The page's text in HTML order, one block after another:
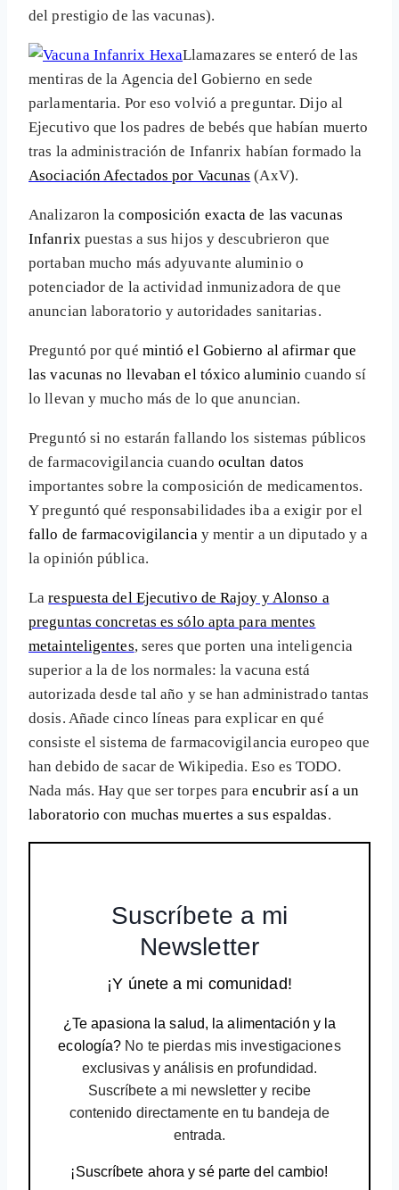
del prestigio de las vacunas).
Llamazares se enteró de las
mentiras de la Agencia del Gobierno en sede
parlamentaria. Por eso volvió a preguntar. Dijo al
Ejecutivo que los padres de bebés que habían muerto
tras la administración de Infanrix habían formado la
Asociación Afectados por Vacunas (AxV).
Analizaron lacomposición exacta de las vacunas
Infanrix puestas a sus hijos y descubrieron que
portaban mucho más adyuvante aluminio o
potenciador de la actividad inmunizadora de que
anuncian laboratorio y autoridades sanitarias.
Preguntó por qué mintió el Gobierno al afirmar que
las vacunas no llevaban el tóxico aluminio cuando sí
lo llevan y mucho más de lo que anuncian.
Preguntó si no estarán fallando los sistemas públicos
de farmacovigilancia cuando ocultan datos
importantes sobre la composición de medicamentos.
Y preguntó qué responsabilidades iba a exigir por el
fallo de farmacovigilancia y mentir a un diputado y a
la opinión pública.
Larespuesta del Ejecutivo de Rajoy y Alonso a
preguntas concretas es sólo apta para mentes
metainteligentes, seres que porten una inteligencia
superior a la de los normales: la vacuna está
autorizada desde tal año y se han administrado tantas
dosis. Añade cinco líneas para explicar en qué
consiste el sistema de farmacovigilancia europeo que
han debido de sacar de Wikipedia. Eso es TODO.
Nada más. Hay que ser torpes para encubrir así a un
laboratorio con muchas muertes a sus espaldas.
Suscríbete a mi
Newsletter
¡Y únete a mi comunidad!
¿Te apasiona la salud, la alimentación y la
ecología? No te pierdas mis investigaciones
exclusivas y análisis en profundidad.
Suscríbete a mi newsletter y recibe
contenido directamente en tu bandeja de
entrada.
¡Suscríbete ahora y sé parte del cambio!